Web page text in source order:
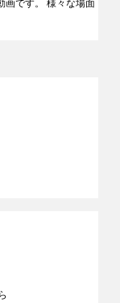
です。
様々な場面